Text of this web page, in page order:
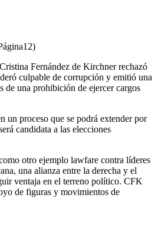
Fernández de Kirchner rechazó
culpable de corrupción y emitió una
de una prohibición de ejercer cargos
un proceso que se podrá extender por
candidata a las elecciones
otro ejemplo lawfare contra líderes
una alianza entre la derecha y el
ventaja en el terreno político. CFK
de figuras y movimientos de